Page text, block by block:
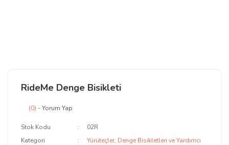
RideMe Denge Bisikleti
(0) - Yorum Yap
Stok Kodu
02R
Kategori
Yürüteçler, Denge Bisikletleri ve Yardımcı